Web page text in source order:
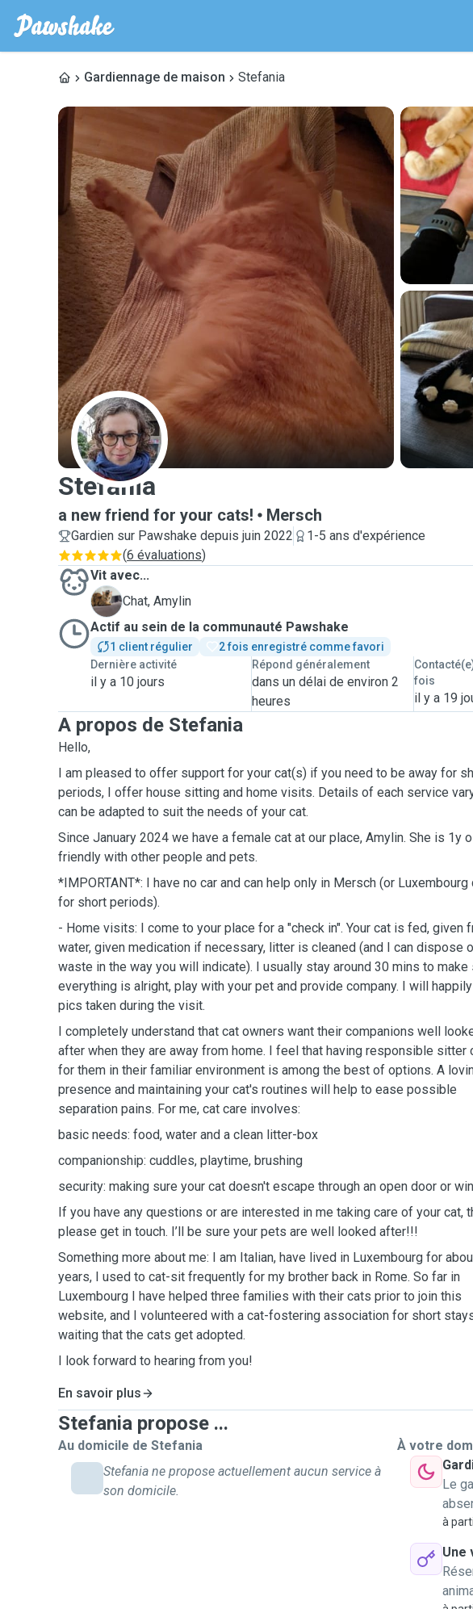
Gardiennage de maison Stefania
S
Stefania
a new friend for your cats! Mersch
Gardien sur Pawshake depuis juin 2022
1-5 ans d'expérience
(6 évaluations)
Vit avec...
A
Chat, Amylin
Actif au sein de la communauté Pawshake
1 client régulier
2 fois enregistré comme favori
Dernière activité
il y a 10 jours
Répond généralement
dans un délai de environ 2
heures
fois
il y a 19
A propos de Stefania
Hello,
I am pleased to offer support for your cat(s) if you need to be away for
periods, I offer house sitting and home visits. Details of each service
can be adapted to suit the needs of your cat.
Since January 2024 we have a female cat at our place, Amylin. She is 1y
friendly with other people and pets.
*IMPORTANT*: I have no car and can help only in Mersch (or
for short periods).
- Home visits: I come to your place for a "check in". Your cat is fed, given
water, given medication if necessary, litter is cleaned (and I can dispose
waste in the way you will indicate). I usually stay around 30 mins to make
everything is alright, play with your pet and provide company. I will
pics taken during the visit.
I completely understand that cat owners want their companions well
after when they are away from home. I feel that having responsible sitter
for them in their familiar environment is among the best of options. A
presence and maintaining your cat's routines will help to ease possible
separation pains. For me, cat care involves:
basic needs: food, water and a clean litter-box
companionship: cuddles, playtime, brushing
security: making sure your cat doesn't escape through an open door or
If you have any questions or are interested in me taking care of your cat,
please get in touch. I’ll be sure your pets are well looked after!!!
Something more about me: I am Italian, have lived in Luxembourg for
years, I used to cat-sit frequently for my brother back in Rome. So far in
Luxembourg I have helped three families with their cats prior to join this
website, and I volunteered with a cat-fostering association for short
waiting that the cats get adopted.
I look forward to hearing from you!
En savoir plus
Stefania propose ...
Au domicile de Stefania
Stefania ne propose actuellement aucun service à
son domicile.
À votre
Le
à
Une